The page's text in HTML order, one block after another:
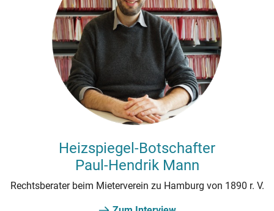
Heizspiegel-Botschafter
Paul‑Hendrik Mann
Rechtsberater beim Mieterverein zu Hamburg von 1890 r. V.